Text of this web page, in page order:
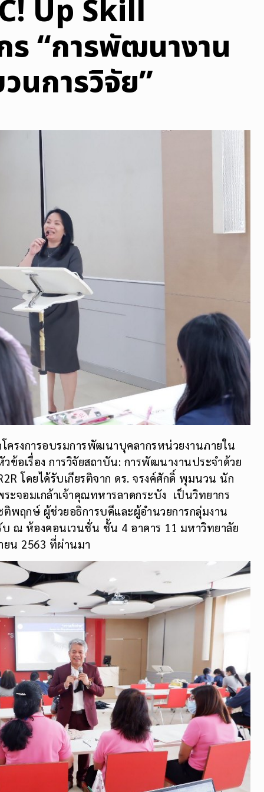
Up Skill
ร “การพัฒนางาน
นการวิจัย”
ครงการอบรมการพัฒนาบุคลากรหน่วยงานภายใน
ข้อเรื่อง การวิจัยสถาบัน: การพัฒนางานประจำด้วย
โดยได้รับเกียรติจาก ดร. จรงค์ศักดิ์ พุมนวน นัก
ะจอมเกล้าเจ้าคุณทหารลาดกระบัง เป็นวิทยากร
พฤกษ์ ผู้ช่วยอธิการบดีและผู้อำนวยการกลุ่มงาน
ณ ห้องคอนเวนชั่น ชั้น 4 อาคาร 11 มหาวิทยาลัย
น 2563 ที่ผ่านมา